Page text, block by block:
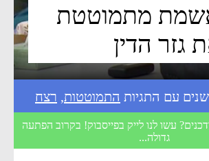
מתמוטטת
גזר הדין
התמוטטות, רצח
עשו לנו לייק בפייסבוק! בקרוב הפתעה
גדולה...